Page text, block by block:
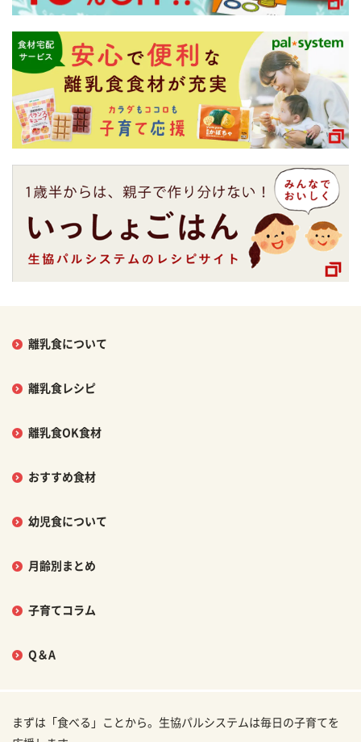
離乳食について
離乳食レシピ
離乳食OK食材
おすすめ食材
幼児食について
月齢別まとめ
子育てコラム
Q＆A
まずは「食べる」ことから。生協パルシステムは毎日の子育てを